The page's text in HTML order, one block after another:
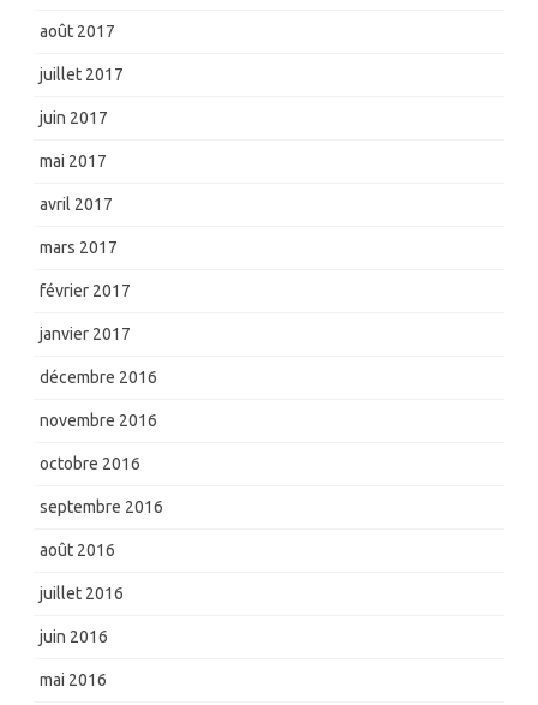
août 2017
juillet 2017
juin 2017
mai 2017
avril 2017
mars 2017
février 2017
janvier 2017
décembre 2016
novembre 2016
octobre 2016
septembre 2016
août 2016
juillet 2016
juin 2016
mai 2016